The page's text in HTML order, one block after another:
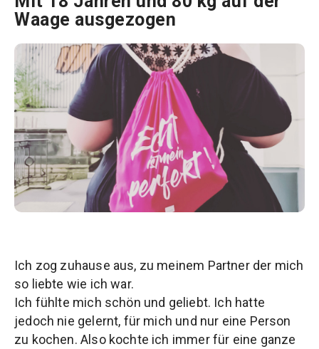
Waage ausgezogen
Ich zog zuhause aus, zu meinem Partner der mich
so liebte wie ich war.
Ich fühlte mich schön und geliebt. Ich hatte
jedoch nie gelernt, für mich und nur eine Person
zu kochen. Also kochte ich immer für eine ganze